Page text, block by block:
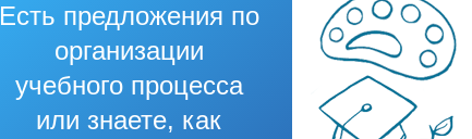
Есть предложения по
организации
учебного процесса
или знаете, как